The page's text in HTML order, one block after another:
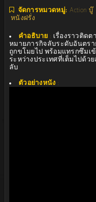
จัดการหมวดหมู่: Action บู๊
หนังฝรั่ง
คำอธิบาย : เรื่องราวติด
หมายภารกิจลับระดับอันตร
ถูกขโมยไป พร้อมแทรกซึมเ
ระหว่างประเทศที่เต็มไปด้ว
ลับ
ตัวอย่างหนัง :